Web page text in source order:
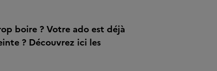
boire ? Votre ado est déjà
? Découvrez ici les